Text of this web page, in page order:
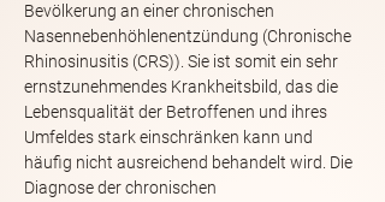
Bevölkerung an einer chronischen
Nasennebenhöhlenentzündung (Chronische
Rhinosinusitis (CRS)). Sie ist somit ein sehr
ernstzunehmendes Krankheitsbild, das die
Lebensqualität der Betroffenen und ihres
Umfeldes stark einschränken kann und
häufig nicht ausreichend behandelt wird. Die
Diagnose der chronischen